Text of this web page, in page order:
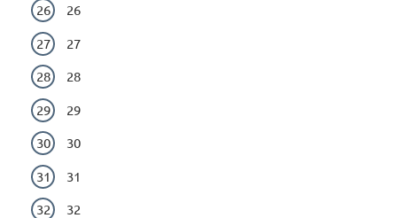
26
27
28
29
30
31
32